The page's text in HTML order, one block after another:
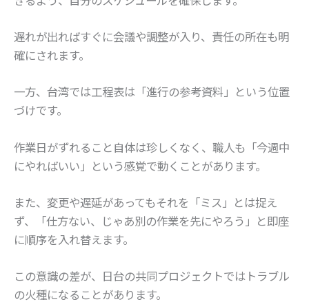
遅れが出ればすぐに会議や調整が入り、責任の所在も明
確にされます。
一方、台湾では工程表は「進行の参考資料」という位置
づけです。
作業日がずれること自体は珍しくなく、職人も「今週中
にやればいい」という感覚で動くことがあります。
また、変更や遅延があってもそれを「ミス」とは捉え
ず、「仕方ない、じゃあ別の作業を先にやろう」と即座
に順序を入れ替えます。
この意識の差が、日台の共同プロジェクトではトラブル
の火種になることがあります。